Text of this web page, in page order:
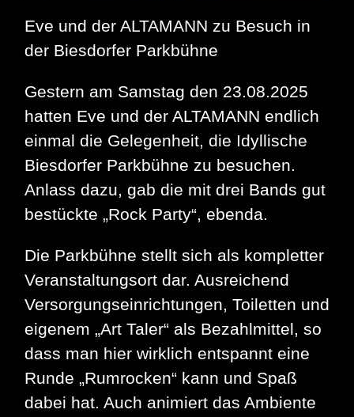
Eve und der ALTAMANN zu Besuch in
der Biesdorfer Parkbühne
Gestern am Samstag den 23.08.2025
hatten Eve und der ALTAMANN endlich
einmal die Gelegenheit, die Idyllische
Biesdorfer Parkbühne zu besuchen.
Anlass dazu, gab die mit drei Bands gut
bestückte „Rock Party“, ebenda.
Die Parkbühne stellt sich als kompletter
Veranstaltungsort dar. Ausreichend
Versorgungseinrichtungen, Toiletten und
eigenem „Art Taler“ als Bezahlmittel, so
dass man hier wirklich entspannt eine
Runde „Rumrocken“ kann und Spaß
dabei hat. Auch animiert das Ambiente